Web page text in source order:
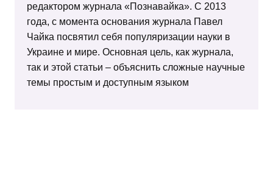
редактором журнала «Познавайка». С 2013
года, с момента основания журнала Павел
Чайка посвятил себя популяризации науки в
Украине и мире. Основная цель, как журнала,
так и этой статьи – объяснить сложные научные
темы простым и доступным языком